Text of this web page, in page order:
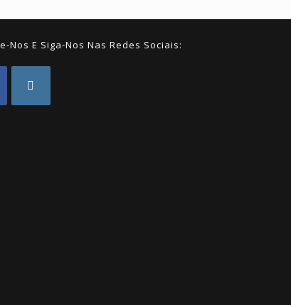
Nos E Siga-Nos Nas Redes Sociais: